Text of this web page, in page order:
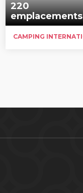
220
emplacements